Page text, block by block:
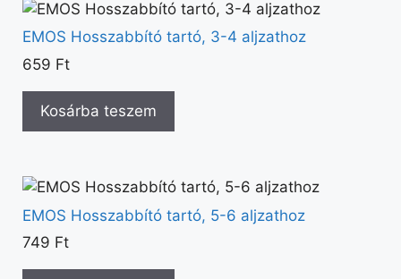
EMOS Hosszabbító tartó, 3-4 aljzathoz
659 Ft
Kosárba teszem
EMOS Hosszabbító tartó, 5-6 aljzathoz
749 Ft